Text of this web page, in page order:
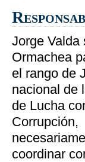
Jorge Valda
Ormachea
el rango de
nacional de
de Lucha
Corrupción,
coordinar